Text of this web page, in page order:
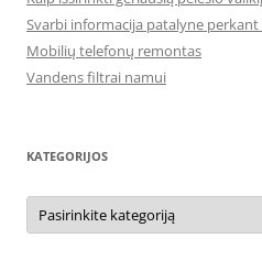
Svarbi informacija patalyne
Mobilių telefonų remontas
Vandens filtrai namui
KATEGORIJOS
Kategorijos